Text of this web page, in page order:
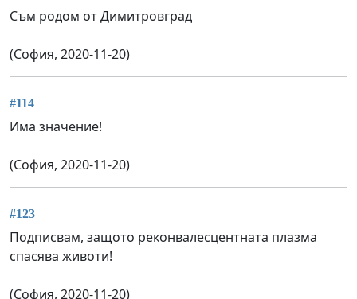
Съм родом от Димитровград
(София, 2020-11-20)
#114
Има значение!
(София, 2020-11-20)
#123
Подписвам, защото реконвалесцентната плазма
спасява животи!
(София, 2020-11-20)